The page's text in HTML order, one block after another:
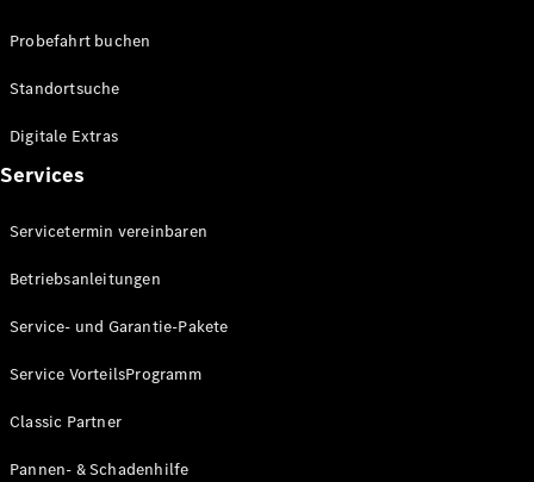
Multimediasystem
Air Updates
Konzeptfahrzeuge
Nachhaltigkeit
Standortsuche
Events &
Probefahrt buchen
Standortsuche
Digitale Extras
Services
Servicetermin vereinbaren
Betriebsanleitungen
Service- und Garantie-Pakete
Service VorteilsProgramm
Classic Partner
Pannen- & Schadenhilfe